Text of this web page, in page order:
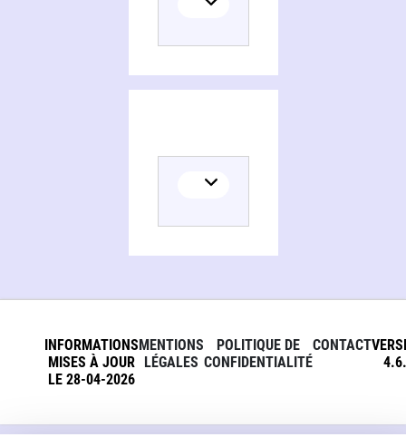
INFORMATIONS
MISES À JOUR
LE 28-04-2026
MENTIONS
LÉGALES
POLITIQUE DE
CONFIDENTIALITÉ
CONTACT